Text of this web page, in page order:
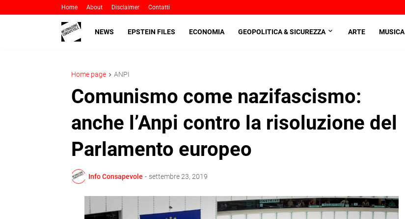
Home About Disclaimer Contatti
NEWS EPSTEIN FILES ECONOMIA GEOPOLITICA & SICUREZZA ARTE MUSICA
Home page ANPI
Comunismo come nazifascismo:
anche l’Anpi contro la risoluzione del
Parlamento europeo
Info Consapevole - settembre 23, 2019